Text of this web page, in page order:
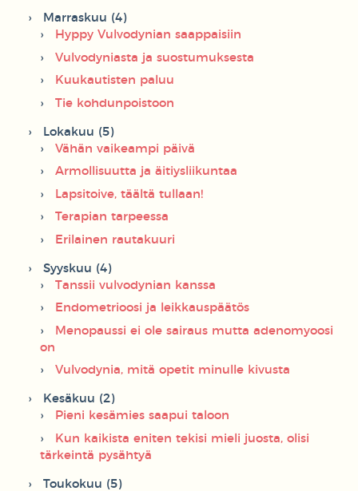
Marraskuu (4)
Hyppy Vulvodynian saappaisiin
Vulvodyniasta ja suostumuksesta
Kuukautisten paluu
Tie kohdunpoistoon
Lokakuu (5)
Vähän vaikeampi päivä
Armollisuutta ja äitiysliikuntaa
Lapsitoive, täältä tullaan!
Terapian tarpeessa
Erilainen rautakuuri
Syyskuu (4)
Tanssii vulvodynian kanssa
Endometrioosi ja leikkauspäätös
Menopaussi ei ole sairaus mutta adenomyoosi
on
Vulvodynia, mitä opetit minulle kivusta
Kesäkuu (2)
Pieni kesämies saapui taloon
Kun kaikista eniten tekisi mieli juosta, olisi
tärkeintä pysähtyä
Toukokuu (5)